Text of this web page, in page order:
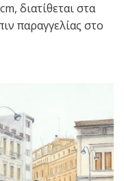
διατίθεται στα
παραγγελίας στο